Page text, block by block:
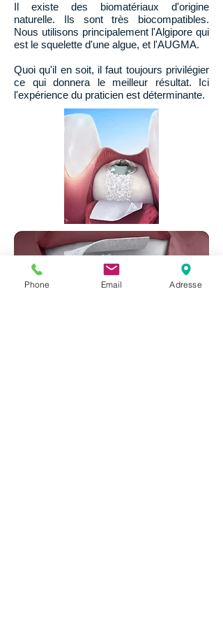
Il existe des biomatériaux d'origine
naturelle. Ils sont très biocompatibles.
Nous utilisons principalement l'Algipore qui
est le squelette d'une algue, et l'AUGMA.
Quoi qu'il en soit, il faut toujours privilégier
ce qui donnera le meilleur résultat. Ici
l'expérience du praticien est déterminante.
Phone Email Adresse